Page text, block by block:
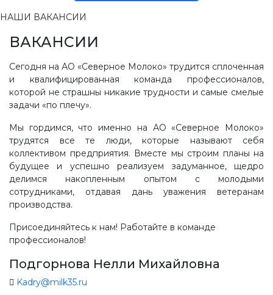
НАШИ ВАКАНСИИ
ВАКАНСИИ
Сегодня на АО «Северное Молоко» трудится сплоченная
и квалифицированная команда профессионалов,
которой не страшны никакие трудности и самые смелые
задачи «по плечу».
Мы гордимся, что именно на АО «Северное Молоко»
трудятся все те люди, которые называют себя
коллективом предприятия. Вместе мы строим планы на
будущее и успешно реализуем задуманное, щедро
делимся накопленным опытом с молодыми
сотрудниками, отдавая дань уважения ветеранам
производства.
Присоединяйтесь к нам! Работайте в команде
профессионалов!
Подгорнова Нелли Михайловна
Kadry@milk35.ru